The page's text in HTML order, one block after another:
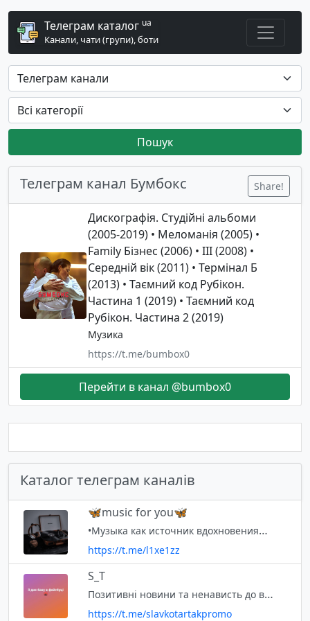
Телеграм каталог ua
Канали, чати (групи), боти
Пошук
Телеграм канал Бумбокс Share!
Дискографія. Студійні альбоми
(2005-2019) • Меломанія (2005) •
Family Бізнес (2006) • III (2008) •
Середній вік (2011) • Термінал Б
(2013) • Таємний код Рубікон.
Частина 1 (2019) • Таємний код
Рубікон. Частина 2 (2019)
Музика
https://t.me/bumbox0
Перейти в канал @bumbox0
Каталог телеграм каналів
🦋music for you🦋
•Музыка как источник вдохновения💞 🦋Все права на музыку принадлежат владельцам!🦋
https://t.me/l1xe1zz
S_T
Позитивні новини та ненависть до ворогів
https://t.me/slavkotartakpromo